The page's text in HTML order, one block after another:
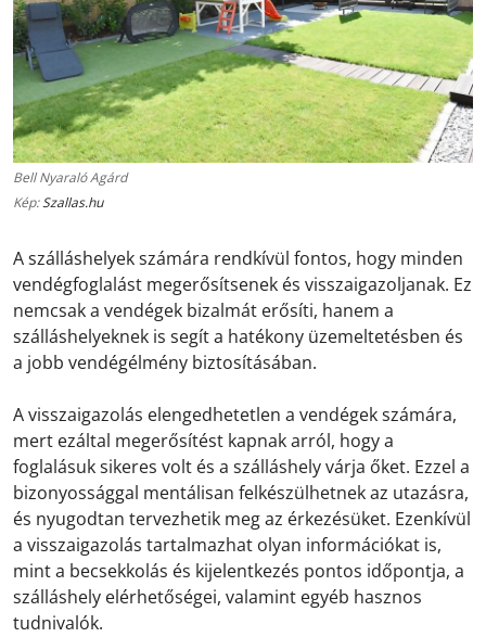
Bell Nyaraló Agárd
Kép:Szallas.hu
A szálláshelyek számára rendkívül fontos, hogy minden
vendégfoglalást megerősítsenek és visszaigazoljanak. Ez
nemcsak a vendégek bizalmát erősíti, hanem a
szálláshelyeknek is segít a hatékony üzemeltetésben és
a jobb vendégélmény biztosításában.
A visszaigazolás elengedhetetlen a vendégek számára,
mert ezáltal megerősítést kapnak arról, hogy a
foglalásuk sikeres volt és a szálláshely várja őket. Ezzel a
bizonyossággal mentálisan felkészülhetnek az utazásra,
és nyugodtan tervezhetik meg az érkezésüket. Ezenkívül
a visszaigazolás tartalmazhat olyan információkat is,
mint a becsekkolás és kijelentkezés pontos időpontja, a
szálláshely elérhetőségei, valamint egyéb hasznos
tudnivalók.